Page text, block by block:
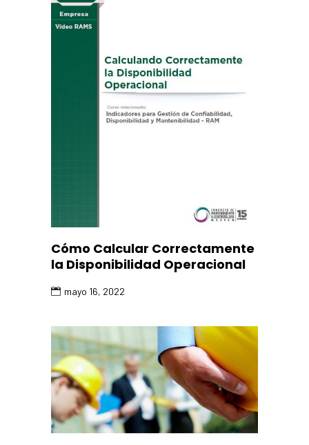
Cómo Calcular Correctamente
la Disponibilidad Operacional
mayo 16, 2022